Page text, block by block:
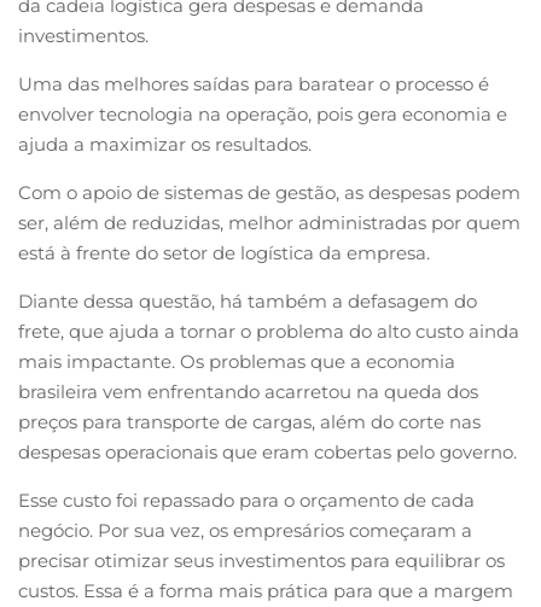
da cadeia logística gera despesas e demanda
investimentos.
Uma das melhores saídas para baratear o processo é
envolver tecnologia na operação, pois gera economia e
ajuda a maximizar os resultados.
Com o apoio de sistemas de gestão, as despesas podem
ser, além de reduzidas, melhor administradas por quem
está à frente do setor de logística da empresa.
Diante dessa questão, há também a defasagem do
frete, que ajuda a tornar o problema do alto custo ainda
mais impactante. Os problemas que a economia
brasileira vem enfrentando acarretou na queda dos
preços para transporte de cargas, além do corte nas
despesas operacionais que eram cobertas pelo governo.
Esse custo foi repassado para o orçamento de cada
negócio. Por sua vez, os empresários começaram a
precisar otimizar seus investimentos para equilibrar os
custos. Essa é a forma mais prática para que a margem